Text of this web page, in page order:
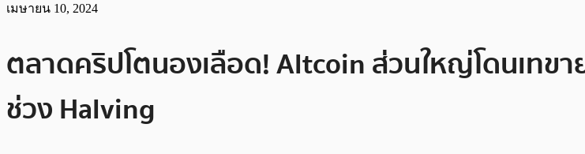
เมษายน 10, 2024
ตลาดคริปโตนองเลือด! Altcoin ส่วนใหญ่โดนเท
ช่วง Halving